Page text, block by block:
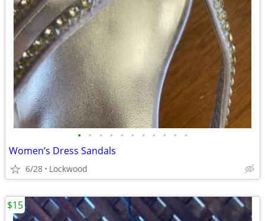
• • • • • • • • • • •
Women’s Dress Sandals
6/28 Lockwood
$15